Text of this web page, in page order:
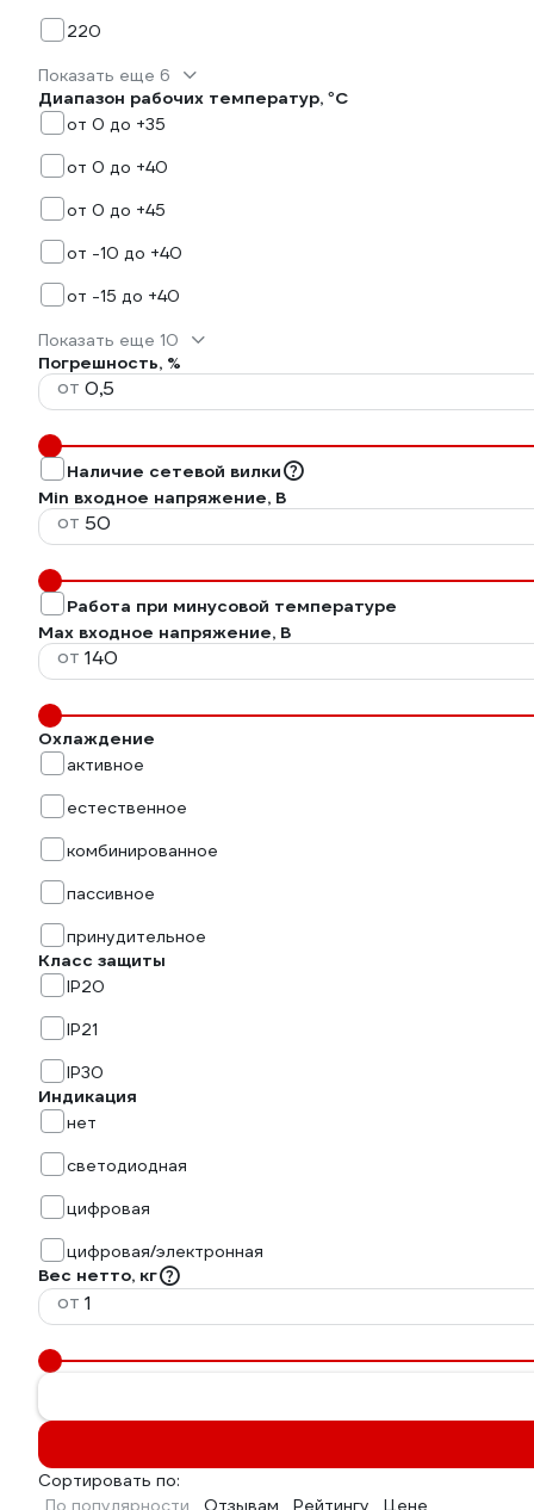
220
Показать еще 6
Диапазон рабочих температур, °С
от 0 до +35
от 0 до +40
от 0 до +45
от -10 до +40
от -15 до +40
Показать еще 10
Погрешность, %
от
Наличие сетевой вилки
Min входное напряжение, В
от
Работа при минусовой температуре
Max входное напряжение, В
от
Охлаждение
активное
естественное
комбинированное
пассивное
принудительное
Класс защиты
IP20
IP21
IP30
Индикация
нет
светодиодная
цифровая
цифровая/электронная
Вес нетто, кг
от
Сортировать по:
По популярности
Отзывам Рейтингу Цене